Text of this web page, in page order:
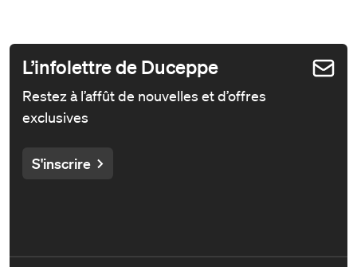
L’infolettre de Duceppe
Restez à l’affût de nouvelles et d’offres
exclusives
S'inscrire